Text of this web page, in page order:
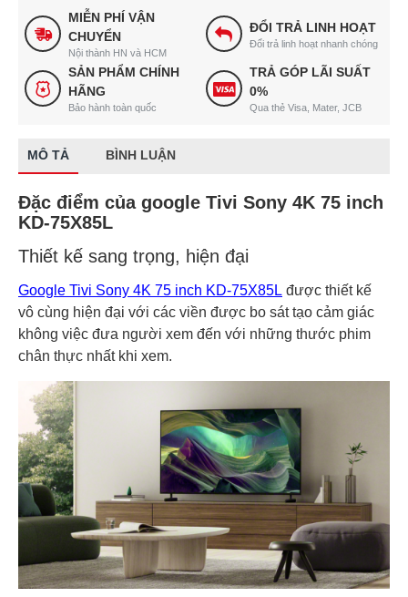
MIỄN PHÍ VẬN
CHUYỂN
Nội thành HN và HCM
ĐỔI TRẢ LINH HOẠT
Đổi trả linh hoạt nhanh chóng
SẢN PHẨM CHÍNH
HÃNG
Bảo hành toàn quốc
TRẢ GÓP LÃI SUẤT
0%
Qua thẻ Visa, Mater, JCB
MÔ TẢ BÌNH LUẬN
Đặc điểm của google Tivi Sony 4K 75 inch
KD-75X85L
Thiết kế sang trọng, hiện đại
Google Tivi Sony 4K 75 inch KD-75X85L được thiết kế
vô cùng hiện đại với các viền được bo sát tạo cảm giác
không việc đưa người xem đến với những thước phim
chân thực nhất khi xem.